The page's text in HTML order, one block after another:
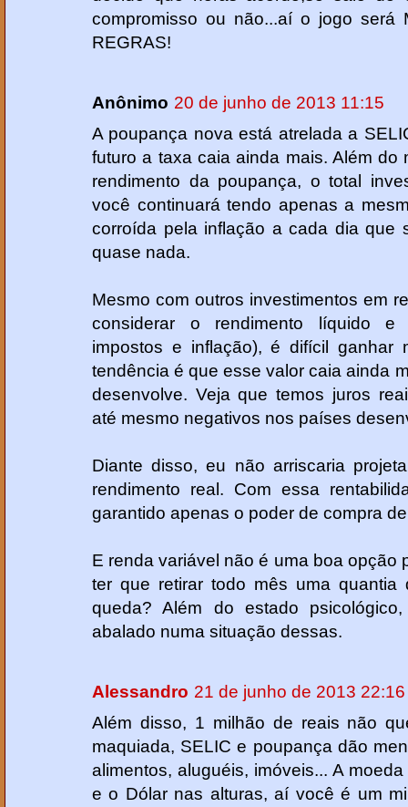
compromisso ou não...aí o jogo será
REGRAS!
Anônimo 20 de junho de 2013 11:15
A poupança nova está atrelada a
futuro a taxa caia ainda mais. Além
rendimento da poupança, o total
você continuará tendo apenas a
corroída pela inflação a cada dia que
quase nada.
Mesmo com outros investimentos em
considerar o rendimento líquido e
impostos e inflação), é difícil
tendência é que esse valor caia ainda
desenvolve. Veja que temos juros
até mesmo negativos nos países
Diante disso, eu não arriscaria
rendimento real. Com essa
garantido apenas o poder de compra
E renda variável não é uma boa opção
ter que retirar todo mês uma quantia
queda? Além do estado
abalado numa situação dessas.
Alessandro 21 de junho de 2013 22:16
Além disso, 1 milhão de reais não
maquiada, SELIC e poupança dão
alimentos, aluguéis, imóveis... A
e o Dólar nas alturas, aí você é um